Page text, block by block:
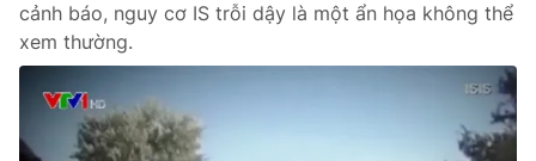
cảnh báo, nguy cơ IS trỗi dậy là một ẩn họa không thể
xem thường.